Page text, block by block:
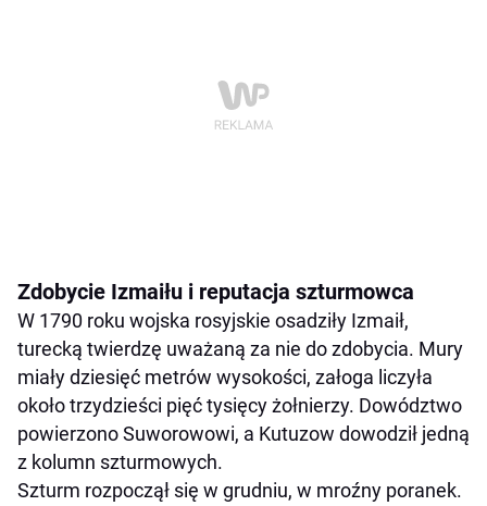
Zdobycie Izmaiłu i reputacja szturmowca
W 1790 roku wojska rosyjskie osadziły Izmaił,
turecką twierdzę uważaną za nie do zdobycia. Mury
miały dziesięć metrów wysokości, załoga liczyła
około trzydzieści pięć tysięcy żołnierzy. Dowództwo
powierzono Suworowowi, a Kutuzow dowodził jedną
z kolumn szturmowych.
Szturm rozpoczął się w grudniu, w mroźny poranek.